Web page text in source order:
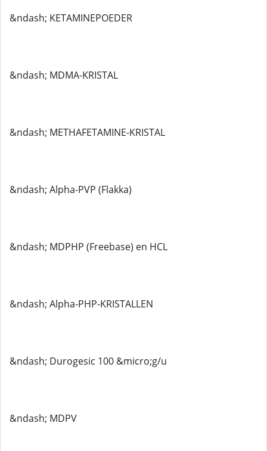
&ndash; KETAMINEPOEDER
&ndash; MDMA-KRISTAL
&ndash; METHAFETAMINE-KRISTAL
&ndash; Alpha-PVP (Flakka)
&ndash; MDPHP (Freebase) en HCL
&ndash; Alpha-PHP-KRISTALLEN
&ndash; Durogesic 100 &micro;g/u
&ndash; MDPV